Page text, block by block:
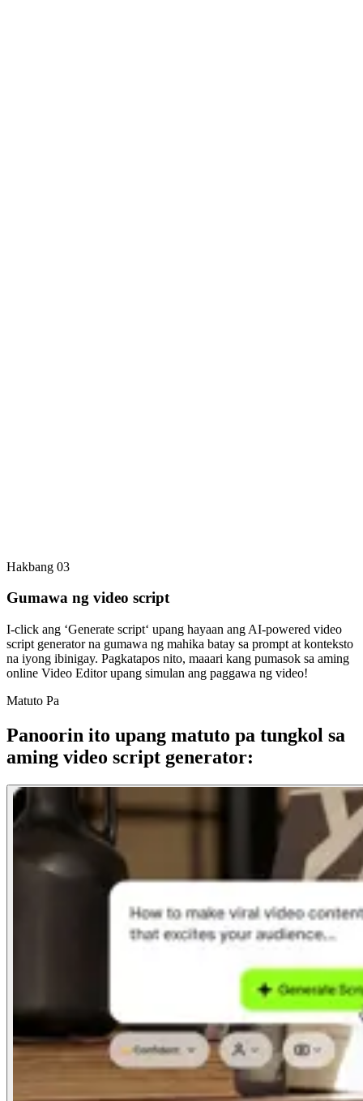
Hakbang 03
Gumawa ng video script
I-click ang ‘Generate script‘ upang hayaan ang AI-powered video
script generator na gumawa ng mahika batay sa prompt at konteksto
na iyong ibinigay. Pagkatapos nito, maaari kang pumasok sa aming
online Video Editor upang simulan ang paggawa ng video!
Matuto Pa
Panoorin ito upang matuto pa tungkol sa
aming video script generator: